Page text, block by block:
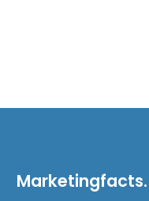
Marketingfacts.